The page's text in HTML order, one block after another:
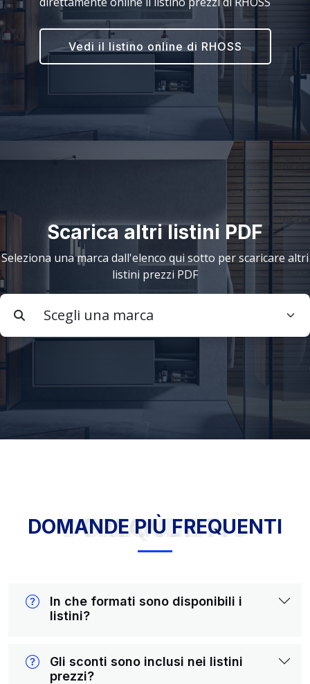
Vedi il listino online di RHOSS
Scarica altri listini PDF
Seleziona una marca dall'elenco qui sotto per scaricare altri
listini prezzi PDF
DOMANDE PIÙ FREQUENTI
DOMANDE PIÙ FREQUENTI
In che formati sono disponibili i
listini?
Gli sconti sono inclusi nei listini
prezzi?